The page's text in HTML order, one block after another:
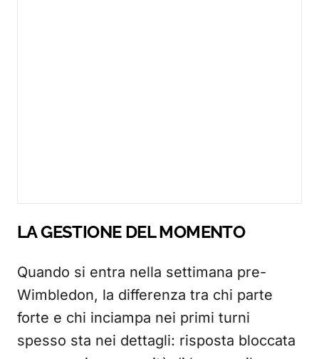
LA GESTIONE DEL MOMENTO
Quando si entra nella settimana pre-
Wimbledon, la differenza tra chi parte
forte e chi inciampa nei primi turni
spesso sta nei dettagli: risposta bloccata